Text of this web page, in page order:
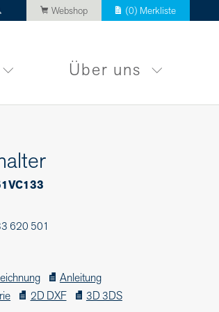
Webshop (0) Merkliste
Über uns
620 501
Anleitung
2D DXF 3D 3DS